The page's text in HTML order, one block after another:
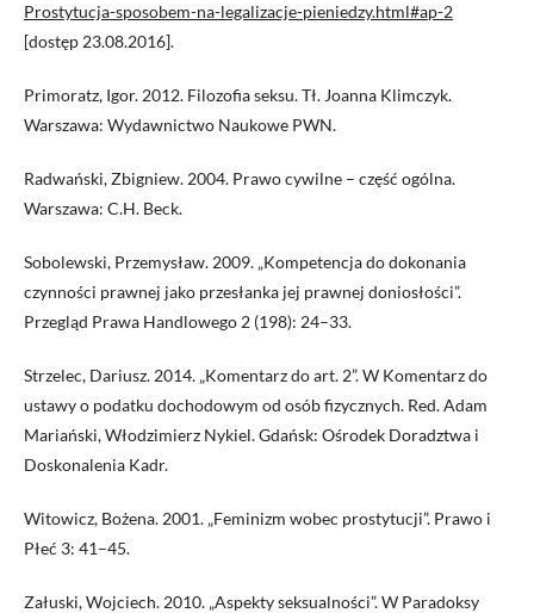
Prostytucja-sposobem-na-legalizacje-pieniedzy.html#ap-2
[dostęp 23.08.2016].
Primoratz, Igor. 2012. Filozofia seksu. Tł. Joanna Klimczyk.
Warszawa: Wydawnictwo Naukowe PWN.
Radwański, Zbigniew. 2004. Prawo cywilne – część ogólna.
Warszawa: C.H. Beck.
Sobolewski, Przemysław. 2009. „Kompetencja do dokonania
czynności prawnej jako przesłanka jej prawnej doniosłości”.
Przegląd Prawa Handlowego 2 (198): 24–33.
Strzelec, Dariusz. 2014. „Komentarz do art. 2”. W Komentarz do
ustawy o podatku dochodowym od osób fizycznych. Red. Adam
Mariański, Włodzimierz Nykiel. Gdańsk: Ośrodek Doradztwa i
Doskonalenia Kadr.
Witowicz, Bożena. 2001. „Feminizm wobec prostytucji”. Prawo i
Płeć 3: 41–45.
Załuski, Wojciech. 2010. „Aspekty seksualności”. W Paradoksy